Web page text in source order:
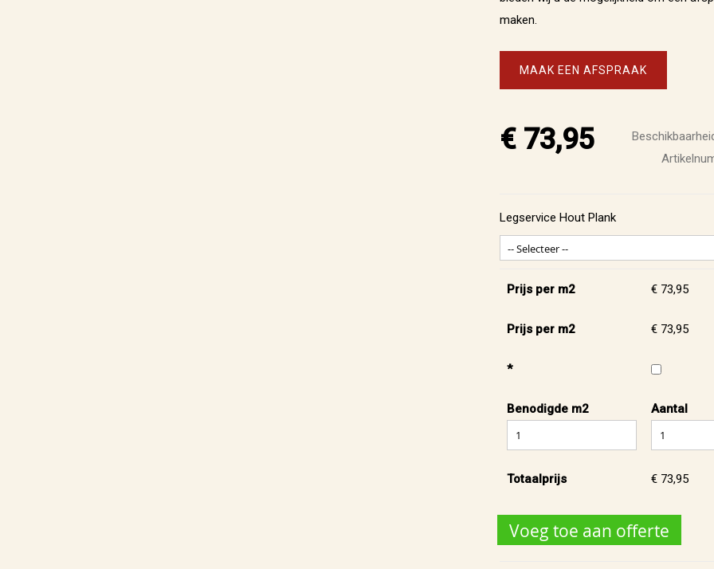
maken.
MAAK EEN AFSPRAAK
€ 73,95
Legservice Hout Plank
Prijs per m2 € 73,95
Prijs per m2 € 73,95
*
Benodigde m2 Aantal
Totaalprijs € 73,95
Voeg toe aan offerte